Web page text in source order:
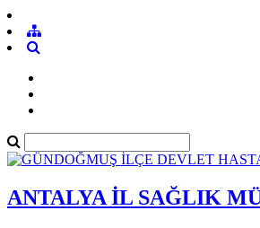
ANTALYA İL SAĞLIK